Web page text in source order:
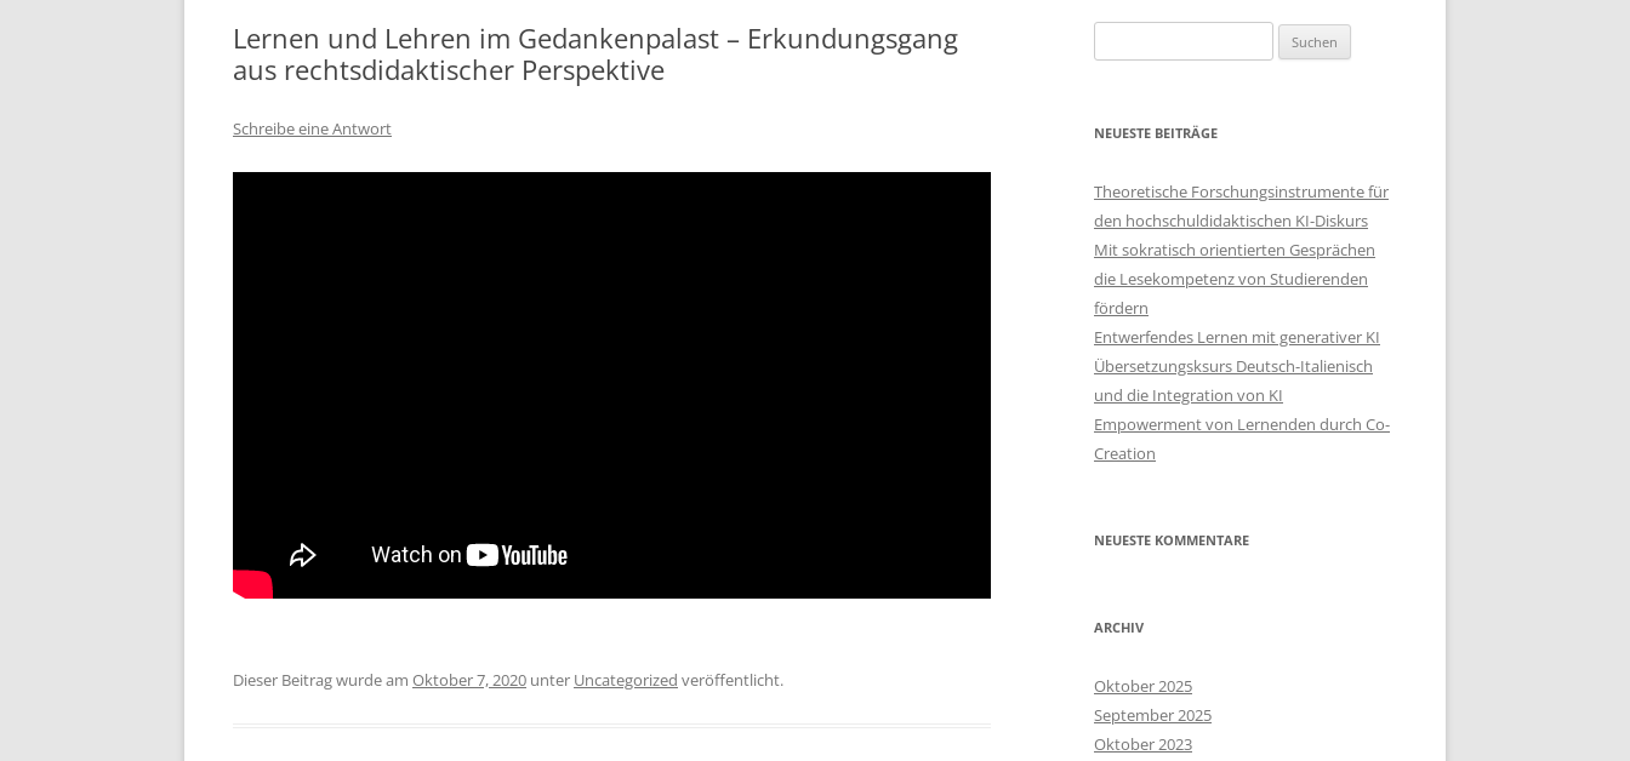
Lernen und Lehren im Gedankenpalast – Erkundungsgang
aus rechtsdidaktischer Perspektive
Schreibe eine Antwort
Dieser Beitrag wurde am Oktober 7, 2020 unter Uncategorized veröffentlicht.
nach:
NEUESTE BEITRÄGE
Theoretische Forschungsinstrumente für
den hochschuldidaktischen KI-Diskurs
Mit sokratisch orientierten Gesprächen
die Lesekompetenz von Studierenden
fördern
Entwerfendes Lernen mit generativer KI
Übersetzungsksurs Deutsch-Italienisch
und die Integration von KI
Empowerment von Lernenden durch Co-
Creation
NEUESTE KOMMENTARE
ARCHIV
Oktober 2025
September 2025
Oktober 2023